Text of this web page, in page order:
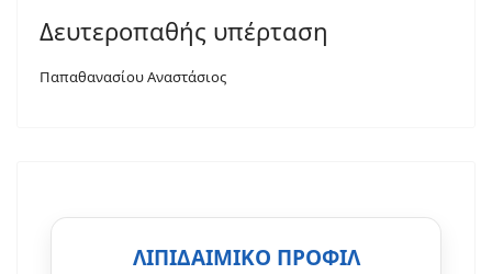
Δευτεροπαθής υπέρταση
Παπαθανασίου Αναστάσιος
ΛΙΠΙΔΑΙΜΙΚΌ ΠΡΟΦΊΛ